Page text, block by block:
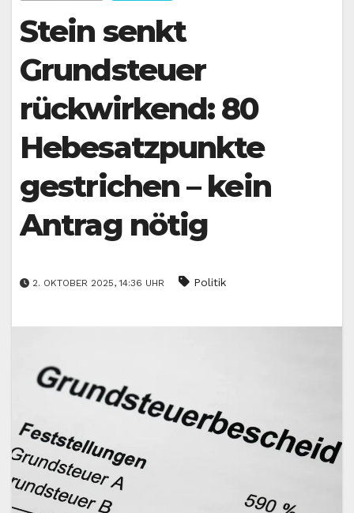
Stein senkt
Grundsteuer
rückwirkend: 80
Hebesatzpunkte
gestrichen – kein
Antrag nötig
2. OKTOBER 2025, 14:36 UHR Politik